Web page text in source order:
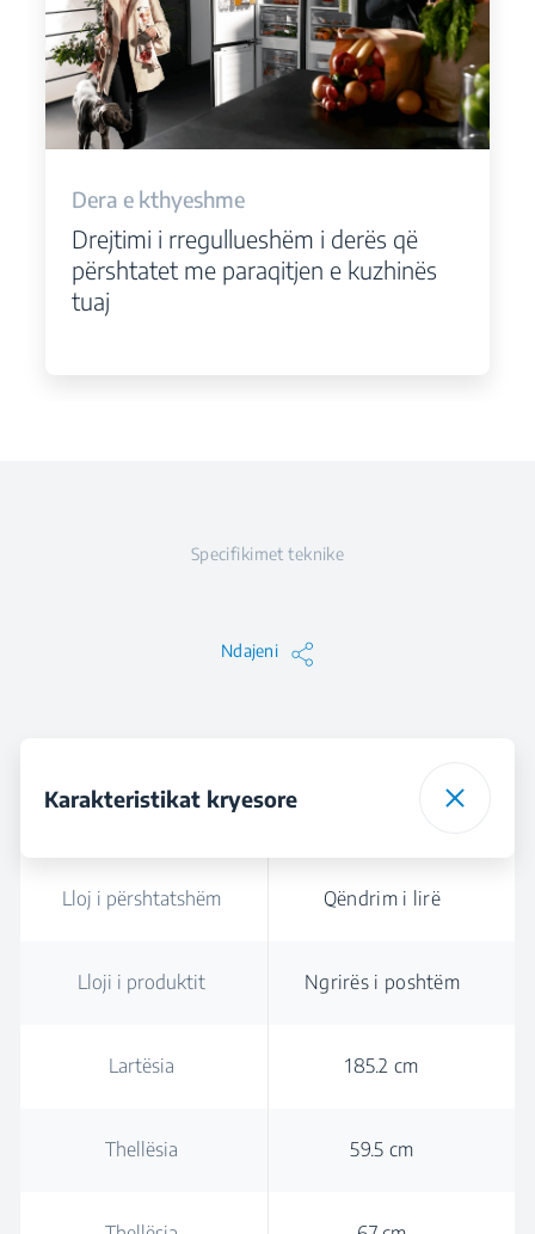
Dera e kthyeshme
Drejtimi i rregullueshëm i derës që
përshtatet me paraqitjen e kuzhinës
tuaj
Specifikimet teknike
Ndajeni
Karakteristikat kryesore
Lloj i përshtatshëm Qëndrim i lirë
Lloji i produktit Ngrirës i poshtëm
Lartësia 185.2 cm
Thellësia 59.5 cm